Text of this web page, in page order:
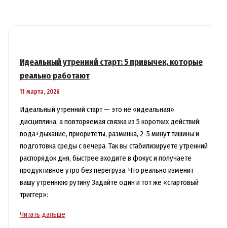
Идеальный утренний старт: 5 привычек, которые
реально работают
11 марта, 2026
Идеальный утренний старт — это не «идеальная»
дисциплина, а повторяемая связка из 5 коротких действий:
вода+дыхание, приоритеты, разминка, 2-5 минут тишины и
подготовка среды с вечера. Так вы стабилизируете утренний
распорядок дня, быстрее входите в фокус и получаете
продуктивное утро без перегруза. Что реально изменит
вашу утреннюю рутину Задайте один и тот же «стартовый
триггер»:
Идеальный
Читать дальше